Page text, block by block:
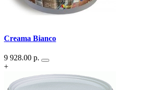
Creama Bianco
9 928.00 р.
+